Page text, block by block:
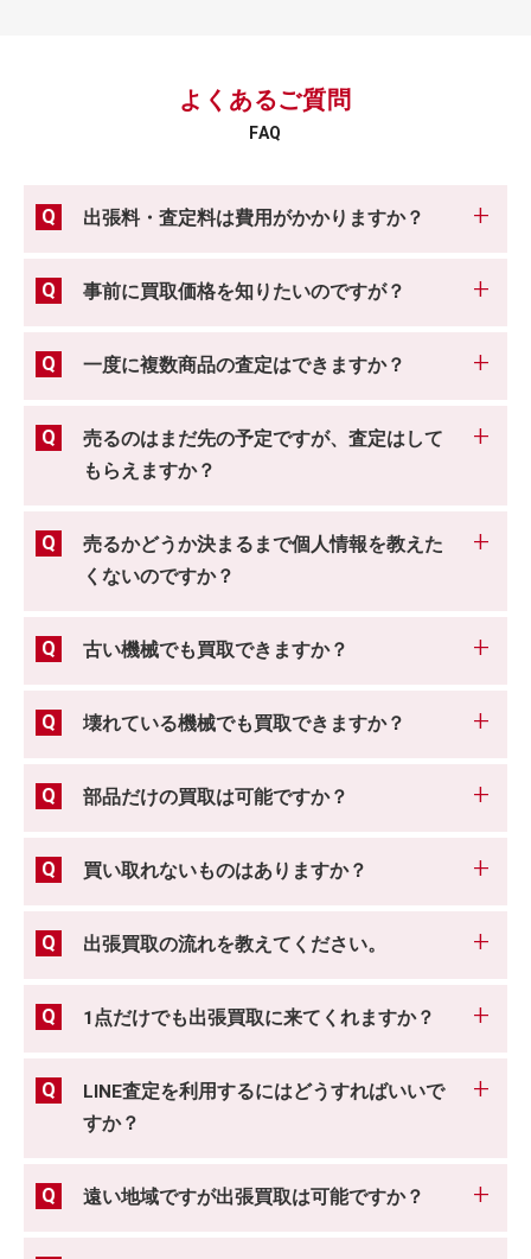
よくあるご質問
FAQ
出張料・査定料は費用がかかりますか？
事前に買取価格を知りたいのですが？
一度に複数商品の査定はできますか？
売るのはまだ先の予定ですが、査定はして
もらえますか？
売るかどうか決まるまで個人情報を教えた
くないのですか？
古い機械でも買取できますか？
壊れている機械でも買取できますか？
部品だけの買取は可能ですか？
買い取れないものはありますか？
出張買取の流れを教えてください。
1点だけでも出張買取に来てくれますか？
LINE査定を利用するにはどうすればいいで
すか？
遠い地域ですが出張買取は可能ですか？